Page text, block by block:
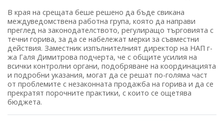
В края на срещата беше решено да бъде свикана
междуведомствена работна група, която да направи
преглед на законодателството, регулиращо търговията с
течни горива, за да се набележат мерки за съвместни
действия. Заместник изпълнителният директор на НАП г-
жа Галя Димитрова подчерта, че с общите усилия на
всички контролни органи, подобряване на координацията
и подробни указания, могат да се решат по-голяма част
от проблемите с незаконната продажба на горива и да се
прекратят порочните практики, с които се ощетява
бюджета.